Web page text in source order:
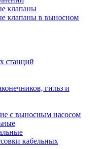
клапаны
клапаны в выносном
станций
гильз и
с выносным насосом
кабельных